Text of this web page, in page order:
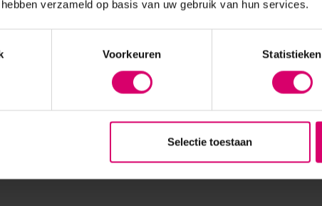
verzameld op basis van uw gebruik van hun services.
Voorkeuren Statistieken
Selectie toestaan